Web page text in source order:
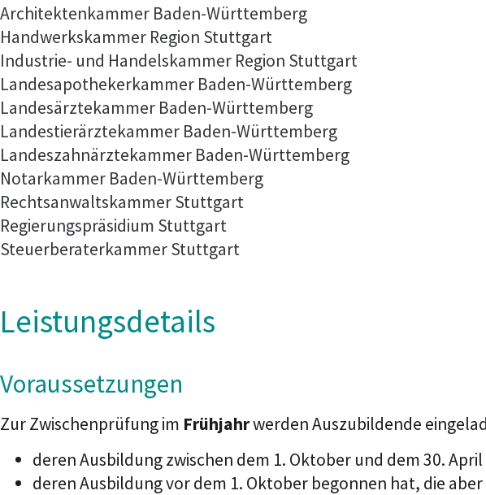
Architektenkammer Baden-Württemberg
Handwerkskammer Region Stuttgart
Industrie- und Handelskammer Region Stuttgart
Landesapothekerkammer Baden-Württemberg
Landesärztekammer Baden-Württemberg
Landestierärztekammer Baden-Württemberg
Landeszahnärztekammer Baden-Württemberg
Notarkammer Baden-Württemberg
Rechtsanwaltskammer Stuttgart
Regierungspräsidium Stuttgart
Steuerberaterkammer Stuttgart
Leistungsdetails
Voraussetzungen
Zur Zwischenprüfung im Frühjahrwerden Auszubildende
deren Ausbildung zwischen dem 1. Oktober und dem 30.
deren Ausbildung vor dem 1. Oktober begonnen hat, die